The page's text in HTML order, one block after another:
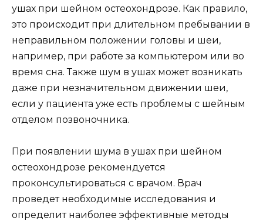
ушах при шейном остеохондрозе. Как правило,
это происходит при длительном пребывании в
неправильном положении головы и шеи,
например, при работе за компьютером или во
время сна. Также шум в ушах может возникать
даже при незначительном движении шеи,
если у пациента уже есть проблемы с шейным
отделом позвоночника.
При появлении шума в ушах при шейном
остеохондрозе рекомендуется
проконсультироваться с врачом. Врач
проведет необходимые исследования и
определит наиболее эффективные методы